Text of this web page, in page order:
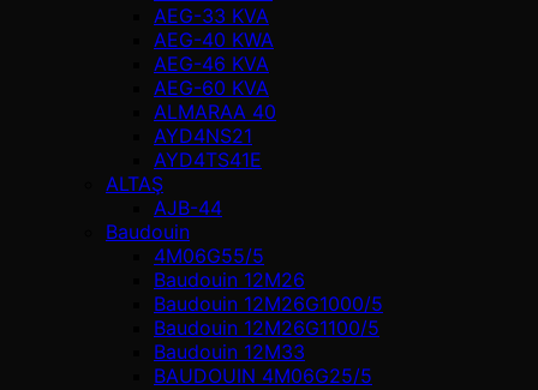
AEG-33 KVA
AEG-40 KWA
AEG-46 KVA
AEG-60 KVA
ALMARAA 40
AYD4NS21
AYD4TS41E
ALTAŞ
AJB-44
Baudouin
4M06G55/5
Baudouin 12M26
Baudouin 12M26G1000/5
Baudouin 12M26G1100/5
Baudouin 12M33
BAUDOUIN 4M06G25/5